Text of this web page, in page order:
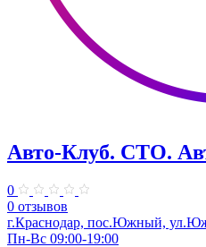
Авто-Клуб. СТО.
0
0 отзывов
г.Краснодар, пос.Южный,
Пн-Вс 09:00-19:00